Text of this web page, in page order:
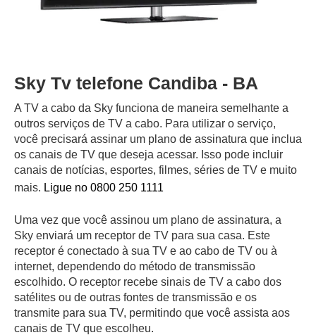
Sky Tv telefone Candiba - BA
A TV a cabo da Sky funciona de maneira semelhante a
outros serviços de TV a cabo. Para utilizar o serviço,
você precisará assinar um plano de assinatura que inclua
os canais de TV que deseja acessar. Isso pode incluir
canais de notícias, esportes, filmes, séries de TV e muito
mais. Ligue no 0800 250 1111
Uma vez que você assinou um plano de assinatura, a
Sky enviará um receptor de TV para sua casa. Este
receptor é conectado à sua TV e ao cabo de TV ou à
internet, dependendo do método de transmissão
escolhido. O receptor recebe sinais de TV a cabo dos
satélites ou de outras fontes de transmissão e os
transmite para sua TV, permitindo que você assista aos
canais de TV que escolheu.